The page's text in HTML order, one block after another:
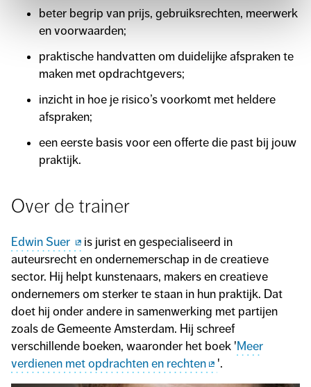
beter begrip van prijs, gebruiksrechten, meerwerk
en voorwaarden;
praktische handvatten om duidelijke afspraken te
maken met opdrachtgevers;
inzicht in hoe je risico’s voorkomt met heldere
afspraken;
een eerste basis voor een offerte die past bij jouw
praktijk.
Over de trainer
Edwin Suer
is jurist en gespecialiseerd in
auteursrecht en ondernemerschap in de creatieve
sector. Hij helpt kunstenaars, makers en creatieve
ondernemers om sterker te staan in hun praktijk. Dat
doet hij onder andere in samenwerking met partijen
zoals de Gemeente Amsterdam. Hij schreef
verschillende boeken, waaronder het boek 'Meer
verdienen met opdrachten en rechten
'.